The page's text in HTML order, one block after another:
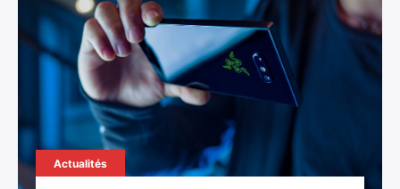
Actualités
Rechercher